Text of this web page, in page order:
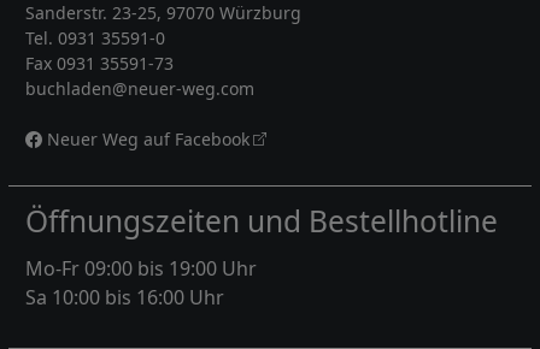
Sanderstr. 23-25, 97070 Würzburg
Tel. 0931 35591-0
Fax 0931 35591-73
buchladen@neuer-weg.com
Neuer Weg auf Facebook
Öffnungszeiten und Bestellhotline
Mo-Fr 09:00 bis 19:00 Uhr
Sa 10:00 bis 16:00 Uhr